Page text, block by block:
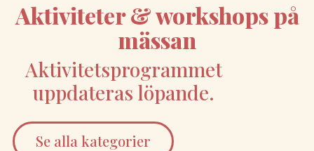
Aktiviteter & workshops på
mässan
Aktivitetsprogrammet
uppdateras löpande.
Se alla kategorier